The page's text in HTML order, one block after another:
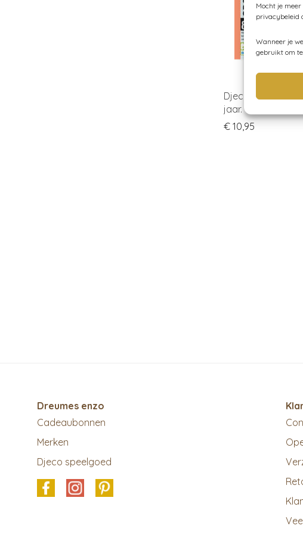
Mocht je
privacybeleid
Wanneer je
gebruikt om
Djeco- spelletje
jaar.
€10,95
Dreumes enzo
Cadeaubonnen
Merken
Djeco speelgoed